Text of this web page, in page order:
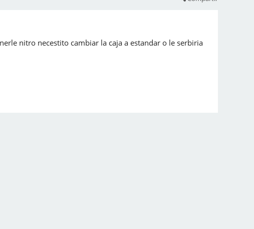
nitro necestito cambiar la caja a estandar o le serbiria